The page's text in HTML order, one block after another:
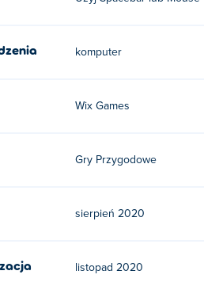
komputer
Wix Games
Gry Przygodowe
sierpień 2020
listopad 2020